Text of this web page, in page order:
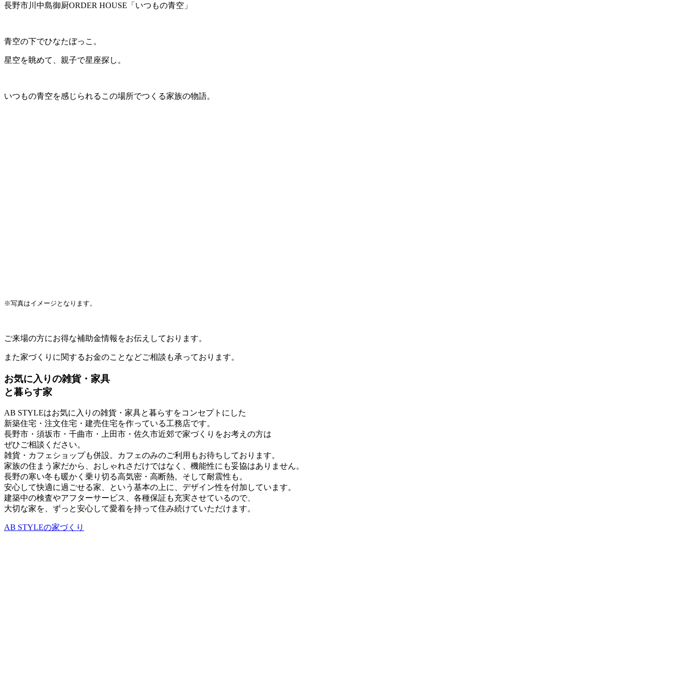
長野市川中島御厨ORDER HOUSE「いつもの青空」
青空の下でひなたぼっこ。
星空を眺めて、親子で星座探し。
いつもの青空を感じられるこの場所でつくる家族の物語。
※写真はイメージとなります。
ご来場の方にお得な補助金情報をお伝えしております。
また家づくりに関するお金のことなどご相談も承っております。
お気に入りの雑貨・家具
と暮らす家
AB STYLEはお気に入りの雑貨・家具と暮らすをコンセプトにした
新築住宅・注文住宅・建売住宅を作っている工務店です。
長野市・須坂市・千曲市・上田市・佐久市近郊で家づくりをお考えの方は
ぜひご相談ください。
雑貨・カフェショップも併設。カフェのみのご利用もお待ちしております。
家族の住まう家だから、おしゃれさだけではなく、機能性にも妥協はありません。
長野の寒い冬も暖かく乗り切る高気密・高断熱。そして耐震性も。
安心して快適に過ごせる家、という基本の上に、デザイン性を付加しています。
建築中の検査やアフターサービス、各種保証も充実させているので、
大切な家を、ずっと安心して愛着を持って住み続けていただけます。
AB STYLEの家づくり